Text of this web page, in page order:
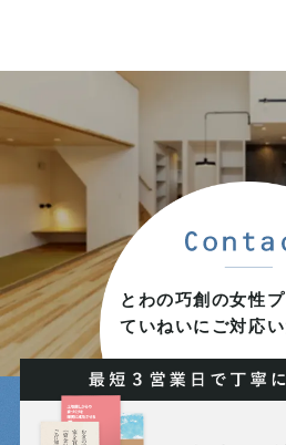
2025年09月 (7)
2025年08月 (6)
2025年07月 (9)
2025年06月 (6)
2025年05月 (5)
2025年04月 (8)
とわの巧創の女性
ていねいにご対応い